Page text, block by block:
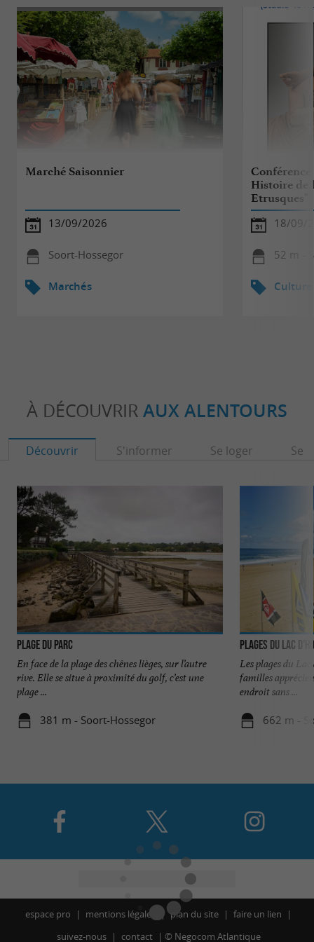
Marché Saisonnier
13/09/2026
Soort-Hossegor
Marchés
Histoire de
Etrusques"
18/09/
52 m -
Culture
À DÉCOUVRIR AUX ALENTOURS
Découvrir S'informer Se loger Se
Plage du Parc
En face de la plage des chênes lièges, sur l’autre
rive. Elle se situe à proximité du golf, c’est une
plage ...
381 m - Soort-Hossegor
Plages du Lac
Les plages du
familles
endroit sans ...
662 m -
espace pro mentions légales plan du site
faire un lien
suivez-nous
contact © Negocom Atlantique